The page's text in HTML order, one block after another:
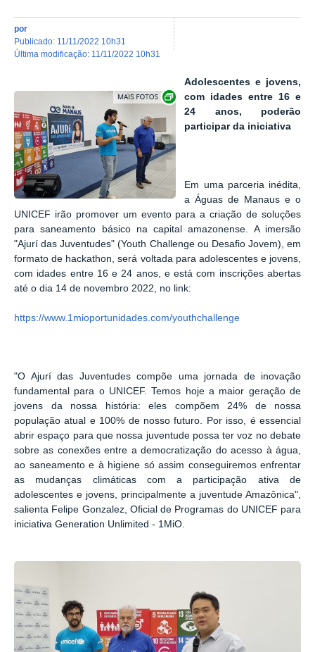
por
publicado: 11/11/2022 10h31
última modificação: 11/11/2022 10h31
Show image carousel
Adolescentes e jovens,
com idades entre 16 e
24 anos, poderão
participar da iniciativa
Em uma parceria inédita,
a Águas de Manaus e o
UNICEF irão promover um evento para a criação de soluções
para saneamento básico na capital amazonense. A imersão
"Ajurí das Juventudes" (Youth Challenge ou Desafio Jovem), em
formato de hackathon, será voltada para adolescentes e jovens,
com idades entre 16 e 24 anos, e está com inscrições abertas
até o dia 14 de novembro 2022, no link:
https://www.1mioportunidades.com/youthchallenge
"O Ajurí das Juventudes compõe uma jornada de inovação
fundamental para o UNICEF. Temos hoje a maior geração de
jovens da nossa história: eles compõem 24% de nossa
população atual e 100% de nosso futuro. Por isso, é essencial
abrir espaço para que nossa juventude possa ter voz no debate
sobre as conexões entre a democratização do acesso à água,
ao saneamento e à higiene só assim conseguiremos enfrentar
as mudanças climáticas com a participação ativa de
adolescentes e jovens, principalmente a juventude Amazônica",
salienta Felipe Gonzalez, Oficial de Programas do UNICEF para
iniciativa Generation Unlimited - 1MiO.